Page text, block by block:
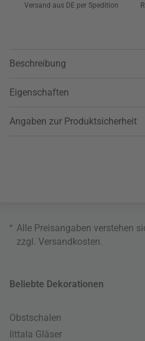
Versand aus DE per Spedition
Beschreibung
Eigenschaften
Angaben zur Produktsicherheit
* Alle Preisangaben verstehen
zzgl. Versandkosten
Beliebte Dekorationen
Obstschalen
Iittala Gläser